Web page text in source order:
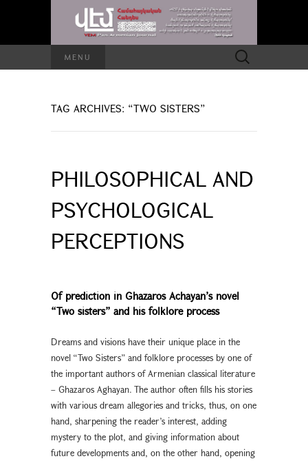
MENU
Search
for:
TAG ARCHIVES: “TWO SISTERS”
PHILOSOPHICAL AND
PSYCHOLOGICAL
PERCEPTIONS
Of prediction in Ghazaros Achayan’s novel
“Two sisters” and his folklore process
Dreams and visions have their unique place in the
novel “Two Sisters” and folklore processes by one of
the important authors of Armenian classical literature
– Ghazaros Aghayan. The author often fills his stories
with various dream allegories and tricks, thus, on one
hand, sharpening the reader’s interest, adding
mystery to the plot, and giving information about
future developments and, on the other hand, opening